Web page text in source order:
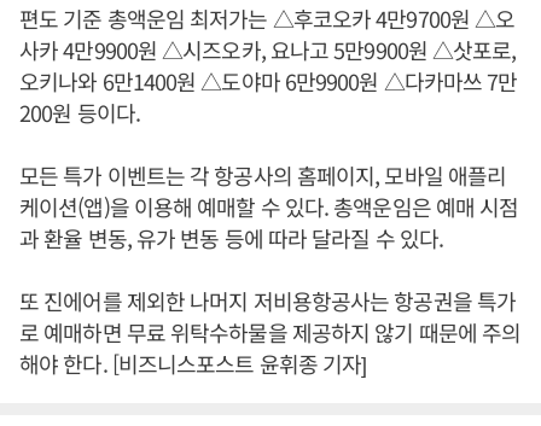
편도 기준 총액운임 최저가는 △후코오카 4만9700원 △오
사카 4만9900원 △시즈오카, 요나고 5만9900원 △삿포로,
오키나와 6만1400원 △도야마 6만9900원 △다카마쓰 7만
200원 등이다.
모든 특가 이벤트는 각 항공사의 홈페이지, 모바일 애플리
케이션(앱)을 이용해 예매할 수 있다. 총액운임은 예매 시점
과 환율 변동, 유가 변동 등에 따라 달라질 수 있다.
또 진에어를 제외한 나머지 저비용항공사는 항공권을 특가
로 예매하면 무료 위탁수하물을 제공하지 않기 때문에 주의
해야 한다. [비즈니스포스트 윤휘종 기자]